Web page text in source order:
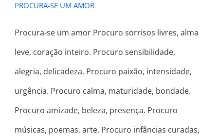
PROCURA-SE UM AMOR
Procura-se um amor Procuro sorrisos livres, alma
leve, coração inteiro. Procuro sensibilidade,
alegria, delicadeza. Procuro paixão, intensidade,
urgência. Procuro calma, maturidade, bondade.
Procuro amizade, beleza, presença. Procuro
músicas, poemas, arte. Procuro infâncias curadas,